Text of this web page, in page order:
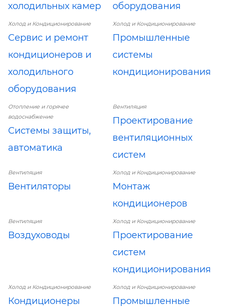
холодильных камер
оборудования
Холод и Кондиционирование
Сервис и ремонт
кондиционеров и
холодильного
оборудования
Холод и Кондиционирование
Промышленные
системы
кондиционирования
Отопление и горячее
водоснабжение
Системы защиты,
автоматика
Вентиляция
Проектирование
вентиляционных
систем
Вентиляция
Вентиляторы
Холод и Кондиционирование
Монтаж
кондиционеров
Вентиляция
Воздуховоды
Холод и Кондиционирование
Проектирование
систем
кондиционирования
Холод и Кондиционирование
Кондиционеры
Холод и Кондиционирование
Промышленные